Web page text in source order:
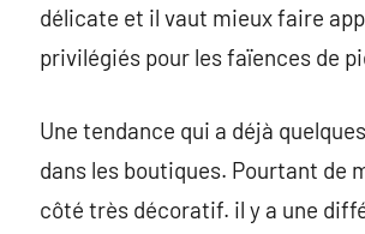
délicate et il vaut mieux faire
privilégiés pour les faïences de
Une tendance qui a déjà
dans les boutiques. Pourtant de
côté très décoratif. il y a une